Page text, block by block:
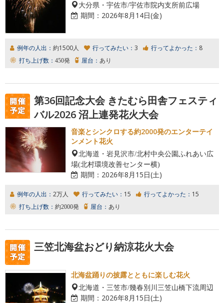
大分県・宇佐市/宇佐市院内支所前広場
期間： 2026年8月14日(金)
例年の人出： 約1500人 行ってみたい： 3 行ってよかった： 8
打ち上げ数： 450発 屋台： あり
第36回記念大会 きたむら田舎フェスティ
バル2026 沼上連発花火大会
音楽とシンクロする約2000発のエンターテイ
ンメント花火
北海道・岩見沢市/北村中央公園ふれあい広
場(北村環境改善センター横)
期間： 2026年8月15日(土)
例年の人出： 2万人 行ってみたい： 15 行ってよかった： 15
打ち上げ数： 約2000発 屋台： あり
三笠北海盆おどり納涼花火大会
北海盆踊りの披露とともに楽しむ花火
北海道・三笠市/幾春別川三笠山橋下流周辺
期間： 2026年8月15日(土)